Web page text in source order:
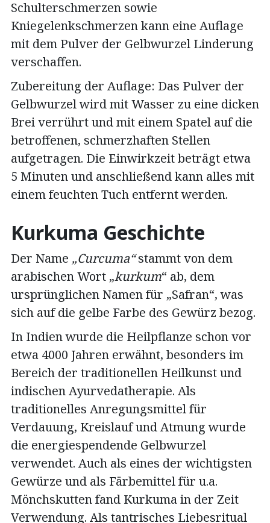
Schulterschmerzen sowie
Kniegelenkschmerzen kann eine Auflage
mit dem Pulver der Gelbwurzel Linderung
verschaffen.
Zubereitung der Auflage: Das Pulver der
Gelbwurzel wird mit Wasser zu eine dicken
Brei verrührt und mit einem Spatel auf die
betroffenen, schmerzhaften Stellen
aufgetragen. Die Einwirkzeit beträgt etwa
5 Minuten und anschließend kann alles mit
einem feuchten Tuch entfernt werden.
Kurkuma Geschichte
Der Name „Curcuma“stammt von dem
arabischen Wort „kurkum“ ab, dem
ursprünglichen Namen für „Safran“, was
sich auf die gelbe Farbe des Gewürz bezog.
In Indien wurde die Heilpflanze schon vor
etwa 4000 Jahren erwähnt, besonders im
Bereich der traditionellen Heilkunst und
indischen Ayurvedatherapie. Als
traditionelles Anregungsmittel für
Verdauung, Kreislauf und Atmung wurde
die energiespendende Gelbwurzel
verwendet. Auch als eines der wichtigsten
Gewürze und als Färbemittel für u.a.
Mönchskutten fand Kurkuma in der Zeit
Verwendung. Als tantrisches Liebesritual